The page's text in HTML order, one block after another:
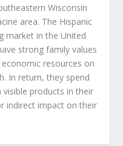
Wisconsin
area. The Hispanic
market in the United
strong family values
resources on
In return, they spend
products in their
indirect impact on their